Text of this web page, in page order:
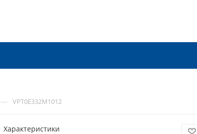
— VPT0E332M1012
Характеристики